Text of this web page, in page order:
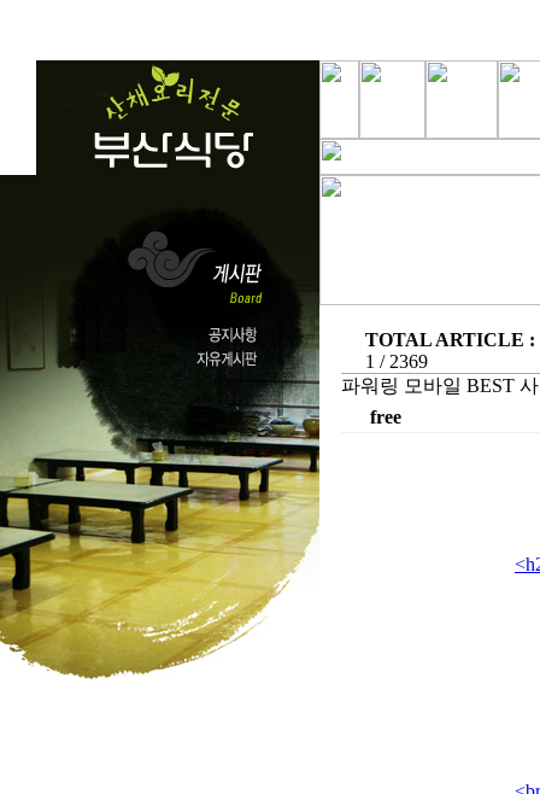
TOTAL ARTICLE :
1 / 2369
파워링 모바일 BEST
free